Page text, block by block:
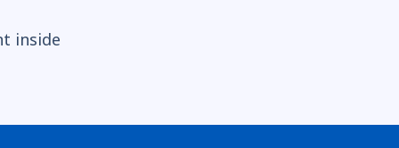
inside